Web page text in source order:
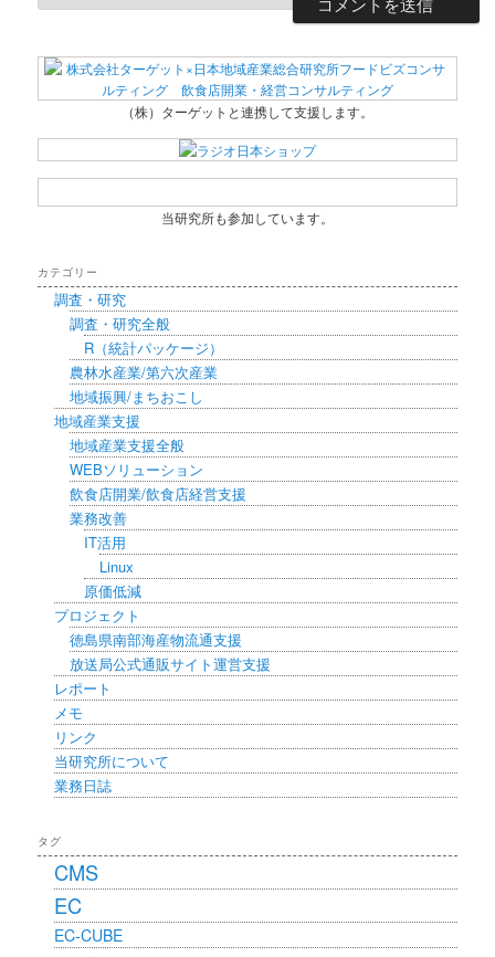
（株）ターゲットと連携して支援します。
当研究所も参加しています。
カテゴリー
調査・研究
調査・研究全般
R（統計パッケージ）
農林水産業/第六次産業
地域振興/まちおこし
地域産業支援
地域産業支援全般
WEBソリューション
飲食店開業/飲食店経営支援
業務改善
IT活用
Linux
原価低減
プロジェクト
徳島県南部海産物流通支援
放送局公式通販サイト運営支援
レポート
メモ
リンク
当研究所について
業務日誌
タグ
CMS
EC
EC-CUBE